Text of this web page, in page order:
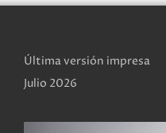
Última versión impresa
Julio 2026